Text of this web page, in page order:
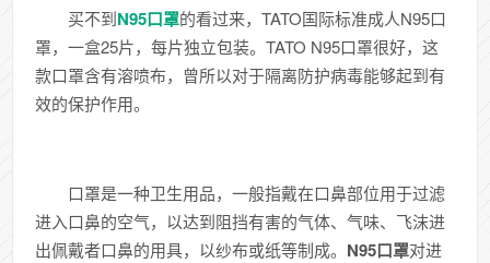
买不到N95口罩的看过来，TATO国际标准成人N95口
罩，一盒25片，每片独立包装。TATO N95口罩很好，这
款口罩含有溶喷布，曾所以对于隔离防护病毒能够起到有
效的保护作用。
口罩是一种卫生用品，一般指戴在口鼻部位用于过滤
进入口鼻的空气，以达到阻挡有害的气体、气味、飞沫进
出佩戴者口鼻的用具，以纱布或纸等制成。 N95口罩对进